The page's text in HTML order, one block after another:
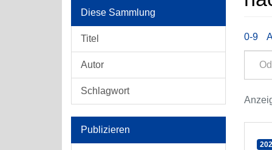
Diese Sammlung
Titel
Autor
Schlagwort
Publizieren
0-9